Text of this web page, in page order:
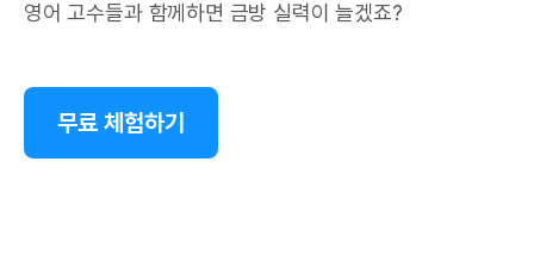
영어 고수들과 함께하면 금방 실력이 늘겠죠?
무료 체험하기